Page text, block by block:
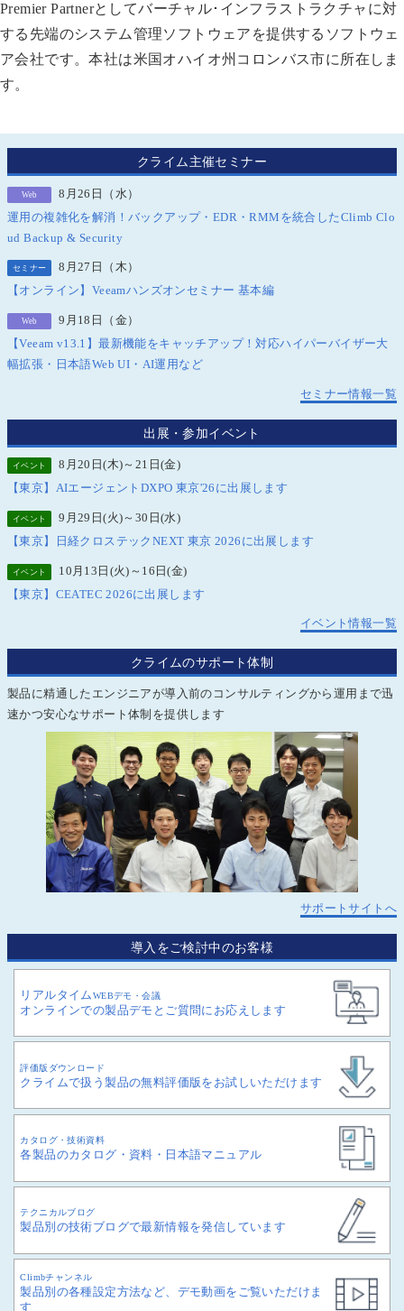
Premier Partnerとしてバーチャル･インフラストラクチャに対
する先端のシステム管理ソフトウェアを提供するソフトウェ
ア会社です。本社は米国オハイオ州コロンバス市に所在しま
す。
クライム主催セミナー
Web
8月26日（水）
運用の複雑化を解消！バックアップ・EDR・RMMを統合したClimb Clo
ud Backup & Security
セミナー
8月27日（木）
【オンライン】Veeamハンズオンセミナー 基本編
Web
9月18日（金）
【Veeam v13.1】最新機能をキャッチアップ！対応ハイパーバイザー大
幅拡張・日本語Web UI・AI運用など
セミナー情報一覧
出展・参加イベント
イベント
8月20日(木)～21日(金)
【東京】AIエージェントDXPO 東京'26に出展します
イベント
9月29日(火)～30日(水)
【東京】日経クロステックNEXT 東京 2026に出展します
イベント
10月13日(火)～16日(金)
【東京】CEATEC 2026に出展します
イベント情報一覧
クライムのサポート体制
製品に精通したエンジニアが導入前のコンサルティングから運用まで迅
速かつ安心なサポート体制を提供します
サポートサイトへ
導入をご検討中のお客様
リアルタイムWEBデモ・会議
オンラインでの製品デモとご質問にお応えします
評価版ダウンロード
クライムで扱う製品の無料評価版をお試しいただけます
カタログ・技術資料
各製品のカタログ・資料・日本語マニュアル
テクニカルブログ
製品別の技術ブログで最新情報を発信しています
Climbチャンネル
製品別の各種設定方法など、デモ動画をご覧いただけま
す